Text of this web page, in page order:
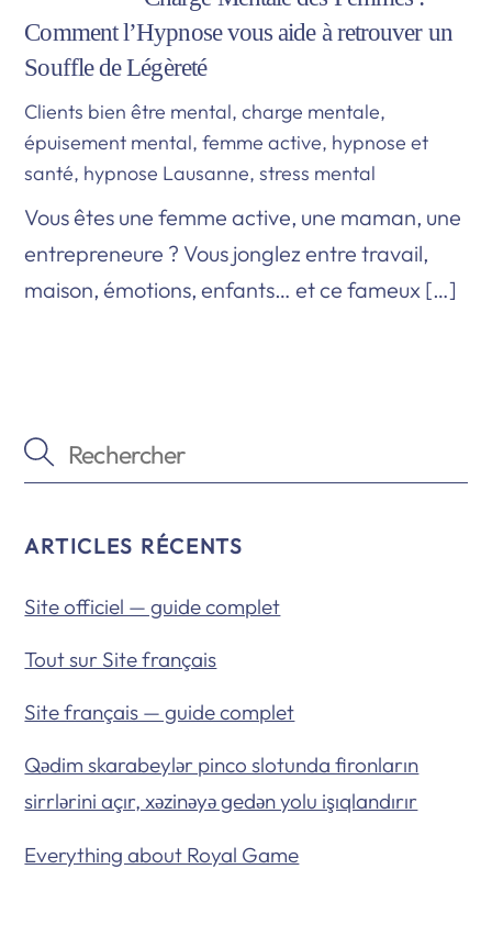
Comment l’Hypnose vous aide à retrouver un
Souffle de Légèreté
Clients bien être mental,charge mentale,
épuisement mental,femme active, hypnose et
santé, hypnose Lausanne,stress mental
Vous êtes une femme active, une maman, une
entrepreneure ? Vous jonglez entre travail,
maison, émotions, enfants… et ce fameux […]
ARTICLES RÉCENTS
Site officiel — guide complet
Tout sur Site français
Site français — guide complet
Qədim skarabeylər pinco slotunda fironların
sirrlərini açır, xəzinəyə gedən yolu işıqlandırır
Everything about Royal Game